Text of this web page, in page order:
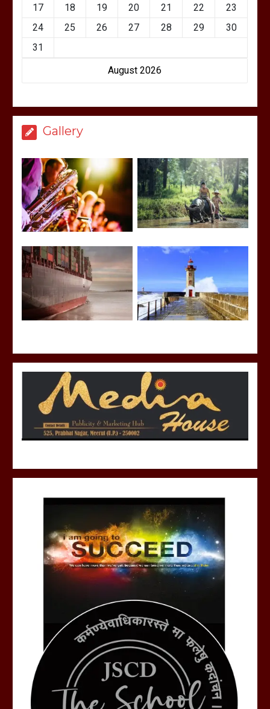
August 2026
17
18 19 20 21 22
23
24
25 26 27 28 29
30
31
Gallery